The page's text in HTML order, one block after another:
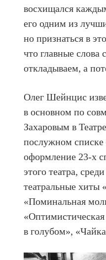
восхищался
его одним из
но признаться в
что главные слова
откладываем, а
Олег Шейнцис
в основном по
Захаровым в
послужном
оформление 23-х
этого театра,
театральные
«Поминальная
в голубом»,